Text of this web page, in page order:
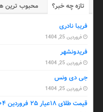
تازه چه خبر؟ محبوب ترین
فریبا نادری
فروردین 25, 1404
فریدونشهر
فروردین 25, 1404
جی دی ونس
فروردین 25, 1404
قیمت طلای ۱۸عیار ۲۵ فروردین ۱۴۰۴